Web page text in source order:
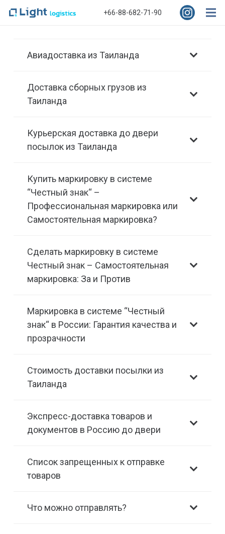
+66-88-682-71-90
Авиадоставка из Таиланда
Доставка сборных грузов из
Таиланда
Курьерская доставка до двери
посылок из Таиланда
Купить маркировку в системе
“Честный знак“ –
Профессиональная маркировка или
Самостоятельная маркировка?
Сделать маркировку в системе
Честный знак – Самостоятельная
маркировка: За и Против
Маркировка в системе “Честный
знак“ в России: Гарантия качества и
прозрачности
Стоимость доставки посылки из
Таиланда
Экспресс-доставка товаров и
документов в Россию до двери
Список запрещенных к отправке
товаров
Что можно отправлять?